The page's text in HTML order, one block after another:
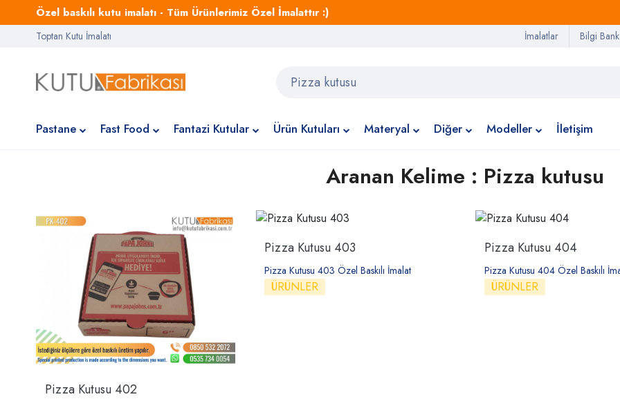
Özel baskılı kutu imalatı - Tüm Ürünlerimiz Özel İmalattır :)
Toptan Kutu İmalatı İmalatlar Bilgi
Pastane Fast Food Fantazi Kutular Ürün Kutuları Materyal Diğer Modeller İletişim
Aranan Kelime : Pizza kutusu
Pizza Kutusu 402
Pizza Kutusu 403
Pizza Kutusu 403 Özel Baskılı İmalat
ÜRÜNLER
Pizza Kutusu 404
Pizza Kutusu 404 Özel Baskılı
ÜRÜNLER